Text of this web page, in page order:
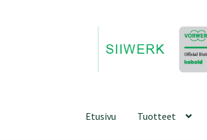
navigointiin
sisältöön
Etusivu Tuotteet